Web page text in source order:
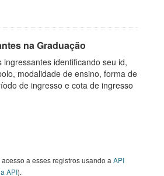
na Graduação
ingressantes identificando seu id,
modalidade de ensino, forma de
de ingresso e cota de ingresso
a esses registros usando a API
API).